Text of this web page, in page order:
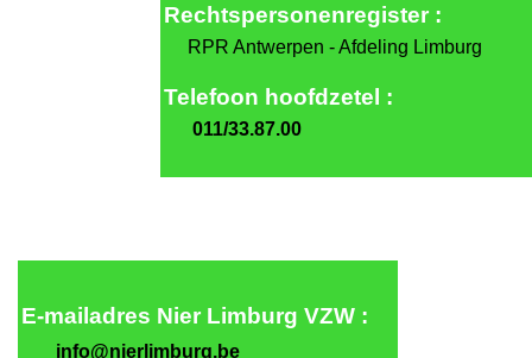
Door dit formulier te versturen gaat u akkoord met
de verzonden informatie.
Rechtspersonenregister :
RPR Antwerpen - Afdeling Limburg
Telefoon hoofdzetel :
011/33.87.00
E-mailadres Nier Limburg VZW :
info@nierlimburg.be